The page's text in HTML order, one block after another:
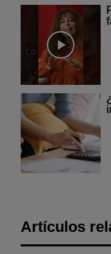
Artículos